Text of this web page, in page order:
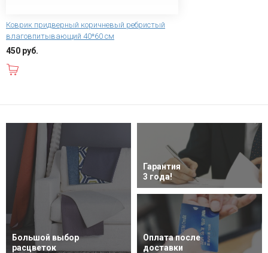
Коврик придверный коричневый ребристый
влаговпитывающий 40*60 см
450 руб.
Большой выбор
расцветок
Гарантия
3 года!
Оплата после
доставки